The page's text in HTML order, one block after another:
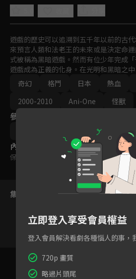
遊戲的歷史可以追溯到五千年以前的古
來預言人類和法老王的未來或是決定命
式被稱為黑暗遊戲。然而有位少年完成
遊戲成為正義的化身。在光明和黑暗之
「遊戲王」之稱展開決鬥。
奇幻
格鬥 日本 熱血
2000-2010
Ani-One 怪獸
參與演員
內容標籤
保護級
集數列表
99 100
立即登入享受會員權益
登入會員解決看劇各種惱人的事，
720p 畫質
略過片頭尾